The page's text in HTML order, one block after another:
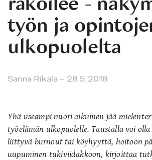
työn ja
ulkopuolelta
Sanna Rikala – 28.5.2018
Yhä useampi nuori aikuinen jää
työelämän ulkopuolelle. Taustalla voi
liittyvä burnout tai köyhyyttä, hoitoon
uupuminen tukiviidakkoon, kirjoittaa